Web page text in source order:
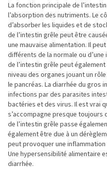
La fonction principale de
l’absorption des nutriments. Le
d’absorber les liquides et de
de l’intestin grêle peut être
une mauvaise alimentation. Il
différents de la normale ou
de l’intestin grêle peut
niveau des organes jouant un
le pancréas. La diarrhée du gros
infections par des parasites
bactéries et des virus. Il est vrai
s’accompagne presque toujours
de l’intestin grêle passe
également être due à un
peut provoquer une inflammation
Une hypersensibilité alimentaire
diarrhée.